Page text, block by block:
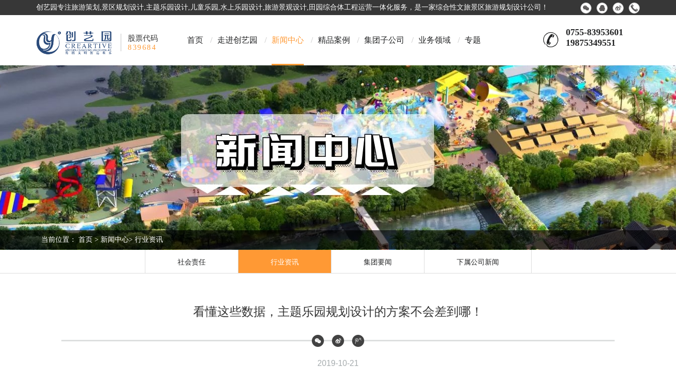
创艺园专注旅游策划,景区规划设计,主题乐园设计,儿童乐园,水上乐园设计,旅游景观设计,田园综合体工程运营一体化服务，是一家综合性文旅景区旅游规划设计公司！
股票代码
839684
首页 / 走进创艺园 / 新闻中心 / 精品案例 / 集团子公司 / 业务领域 / 专题
0755-83953601
19875349551
当前位置： 首页 > 新闻中心> 行业资讯
社会责任 行业资讯 集团要闻 下属公司新闻
看懂这些数据，主题乐园规划设计的方案不会差到哪！
2019-10-21